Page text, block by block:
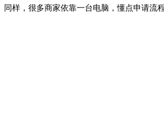
同样，很多商家依靠一台电脑，懂点申请流